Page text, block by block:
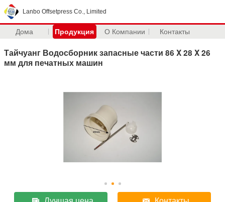
Lanbo Offsetpress Co., Limited
Дома Продукция О Компании Контакты
Тайчуанг Водосборник запасные части 86 X 28 X 26
мм для печатных машин